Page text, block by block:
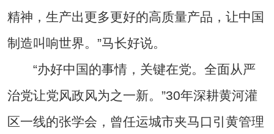
精神，生产出更多更好的高质量产品，让中国
制造叫响世界。”马长好说。
“办好中国的事情，关键在党。全面从严
治党让党风政风为之一新。”30年深耕黄河灌
区一线的张学会，曾任运城市夹马口引黄管理